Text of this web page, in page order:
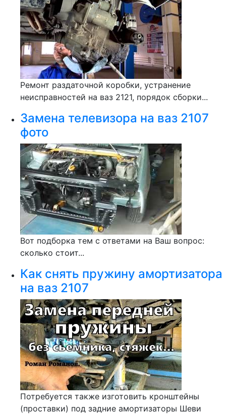
Ремонт раздаточной коробки, устранение
неисправностей на ваз 2121, порядок сборки...
Замена телевизора на ваз 2107
фото
Вот подборка тем с ответами на Ваш вопрос:
сколько стоит...
Как снять пружину амортизатора
на ваз 2107
Потребуется также изготовить кронштейны
(проставки) под задние амортизаторы Шеви